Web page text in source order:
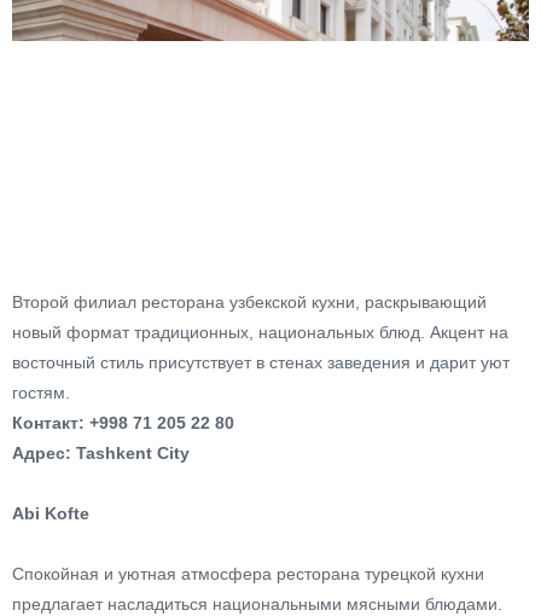
Второй филиал ресторана узбекской кухни, раскрывающий
новый формат традиционных, национальных блюд. Акцент на
восточный стиль присутствует в стенах заведения и дарит уют
гостям.
Контакт: +998 71 205 22 80
Адрес: Tashkent City
Abi Kofte
Спокойная и уютная атмосфера ресторана турецкой кухни
предлагает насладиться национальными мясными блюдами.